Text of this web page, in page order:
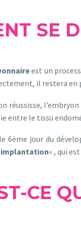
SE
est un
il restera en
réussisse,
entre le tissu
6ème jour du
« , qui
CE